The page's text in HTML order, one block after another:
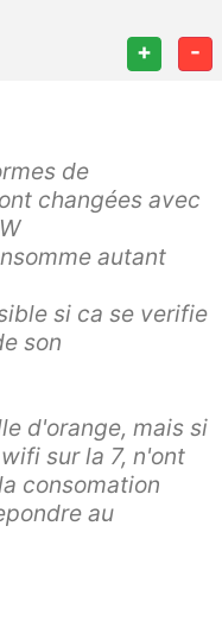
+ -
de
changées avec
autant
si ca se verifie
son
d'orange, mais si
sur la 7, n'ont
consomation
au